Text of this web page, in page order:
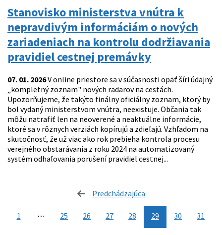
Stanovisko ministerstva vnútra k
nepravdivým informáciám o nových
zariadeniach na kontrolu dodržiavania
pravidiel cestnej premávky
07. 01. 2026V online priestore sa v súčasnosti opäť šíri údajný
„kompletný zoznam" nových radarov na cestách.
Upozorňujeme, že takýto finálny oficiálny zoznam, ktorý by
bol vydaný ministerstvom vnútra, neexistuje. Občania tak
môžu natrafiť len na neoverené a neaktuálne informácie,
ktoré sa v rôznych verziách kopírujú a zdieľajú. Vzhľadom na
skutočnosť, že už viac ako rok prebieha kontrola procesu
verejného obstarávania z roku 2024 na automatizovaný
systém odhaľovania porušení pravidiel cestnej...
Predchádzajúca
1 ⋯ 25 26 27 28 29 30 31